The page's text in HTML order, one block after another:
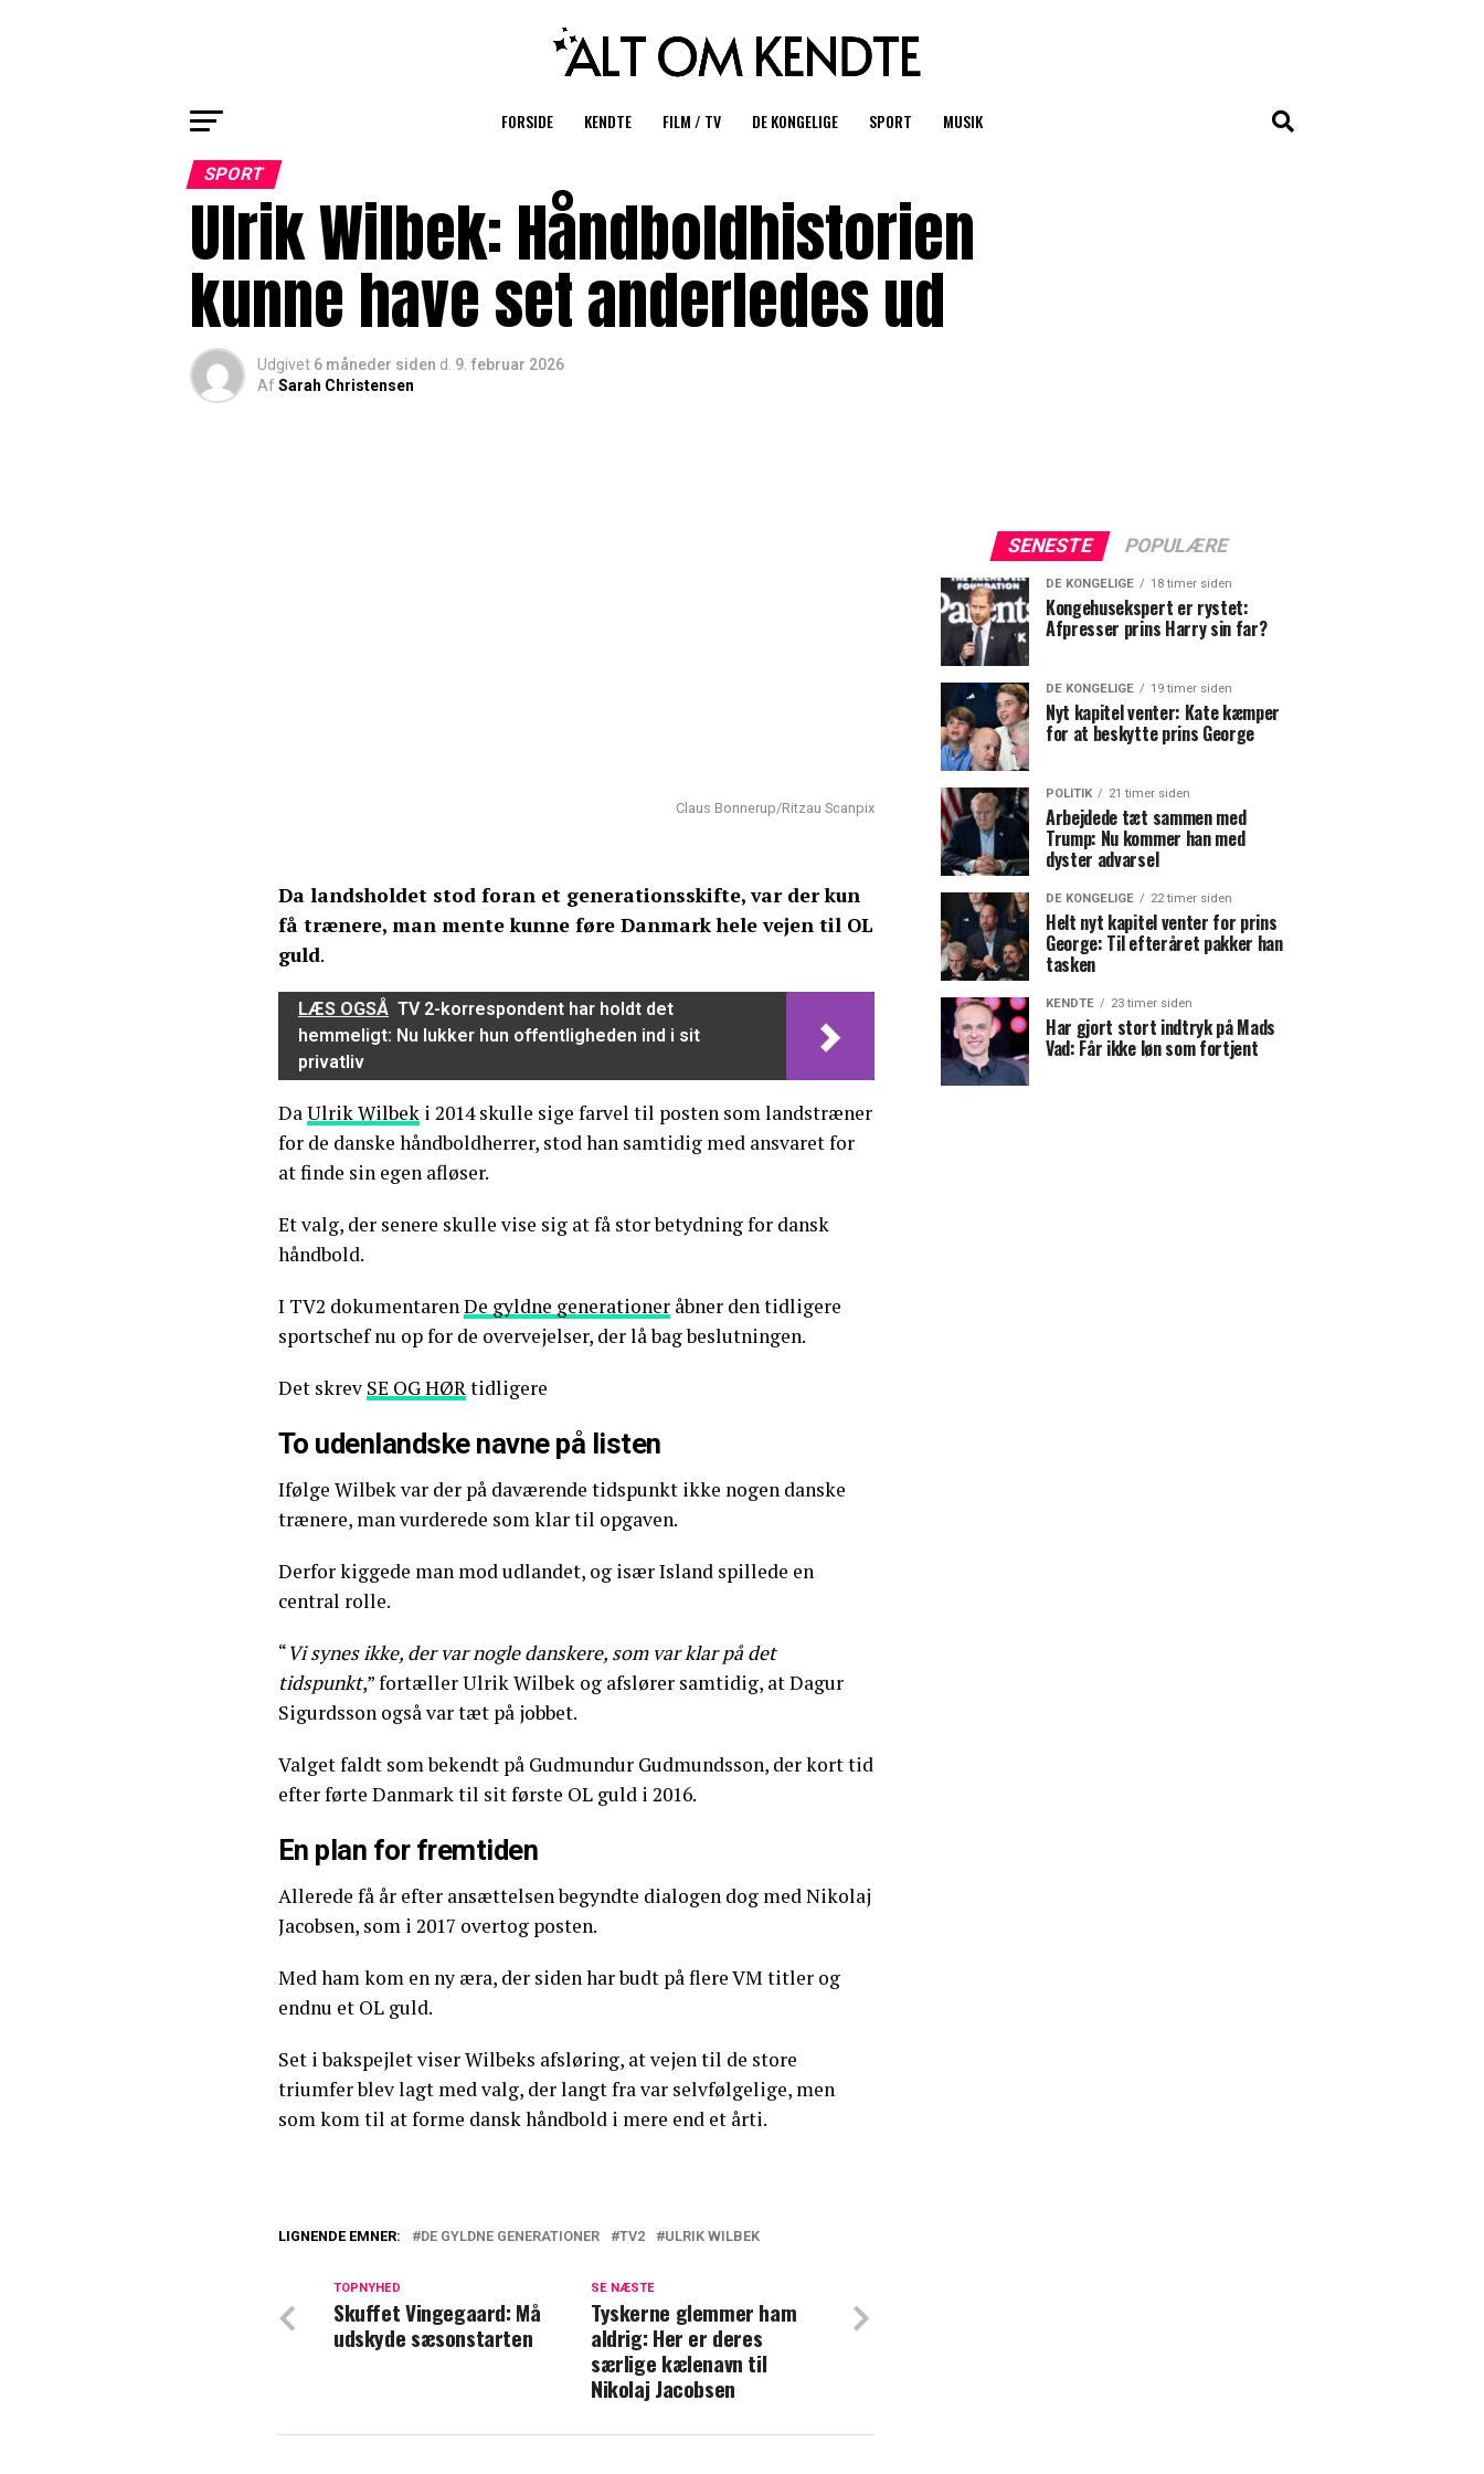
FORSIDE KENDTE FILM / TV DE KONGELIGE SPORT MUSIK
SPORT
Ulrik Wilbek: Håndboldhistorien
kunne have set anderledes ud
Udgivet 6 måneder siden d. 9. februar 2026
AfSarah Christensen
Claus Bonnerup/Ritzau Scanpix
Da landsholdet stod foran et generationsskifte, var der kun
få trænere, man mente kunne føre Danmark hele vejen til OL
guld.
LÆS OGSÅ TV 2-korrespondent har holdt det
hemmeligt: Nu lukker hun offentligheden ind i sit
privatliv
DaUlrik Wilbek i 2014 skulle sige farvel til posten som landstræner
for de danske håndboldherrer, stod han samtidig med ansvaret for
at finde sin egen afløser.
Et valg, der senere skulle vise sig at få stor betydning for dansk
håndbold.
I TV2 dokumentarenDe gyldne generationer åbner den tidligere
sportschef nu op for de overvejelser, der lå bag beslutningen.
Det skrev SE OG HØRtidligere
To udenlandske navne på listen
Ifølge Wilbek var der på daværende tidspunkt ikke nogen danske
trænere, man vurderede som klar til opgaven.
Derfor kiggede man mod udlandet, og især Island spillede en
central rolle.
“Vi synes ikke, der var nogle danskere, som var klar på det
tidspunkt,” fortæller Ulrik Wilbek og afslører samtidig, at Dagur
Sigurdsson også var tæt på jobbet.
Valget faldt som bekendt på Gudmundur Gudmundsson, der kort tid
efter førte Danmark til sit første OL guld i 2016.
En plan for fremtiden
Allerede få år efter ansættelsen begyndte dialogen dog med Nikolaj
Jacobsen, som i 2017 overtog posten.
Med ham kom en ny æra, der siden har budt på flere VM titler og
endnu et OL guld.
Set i bakspejlet viser Wilbeks afsløring, at vejen til de store
triumfer blev lagt med valg, der langt fra var selvfølgelige, men
som kom til at forme dansk håndbold i mere end et årti.
Fantastisk melding fra TV 2: Gør det igen
LIGNENDE EMNER: DE GYLDNE GENERATIONER TV2 ULRIK WILBEK
SE NÆSTE
Tyskerne glemmer ham
aldrig: Her er deres
særlige kælenavn til
Nikolaj Jacobsen
TOPNYHED
Skuffet Vingegaard: Må
udskyde sæsonstarten
SENESTE POPULÆRE
DE KONGELIGE 18 timer siden
Kongehusekspert er rystet:
Afpresser prins Harry sin far?
DE KONGELIGE 19 timer siden
Nyt kapitel venter: Kate kæmper
for at beskytte prins George
POLITIK 21 timer siden
Arbejdede tæt sammen med
Trump: Nu kommer han med
dyster advarsel
DE KONGELIGE 22 timer siden
Helt nyt kapitel venter for prins
George: Til efteråret pakker han
tasken
KENDTE 23 timer siden
Har gjort stort indtryk på Mads
Vad: Får ikke løn som fortjent